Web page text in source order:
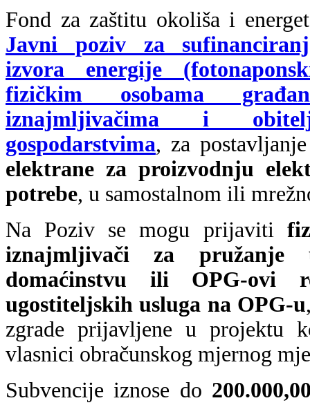
Fond za zaštitu okoliša i
Javni poziv za
izvora energije
fizičkim osobama
iznajmljivačima i
gospodarstvima, za
elektrane za proizvodnju
potrebe, u samostalnom ili
Na Poziv se mogu prijaviti
iznajmljivači za pružanje
domaćinstvu ili OPG-ovi
ugostiteljskih usluga na OPG-u
zgrade prijavljene u projektu
vlasnici obračunskog mjernog
Subvencije iznose do